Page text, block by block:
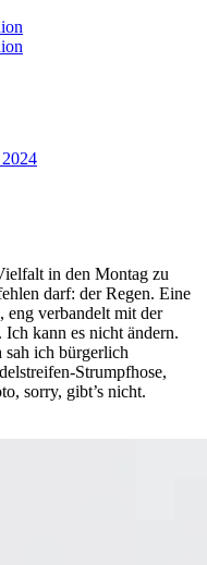
in den Montag zu
darf: der Regen. Eine
eng verbandelt mit der
Ich kann es nicht ändern.
ich bürgerlich
Strumpfhose,
sorry, gibt’s nicht.